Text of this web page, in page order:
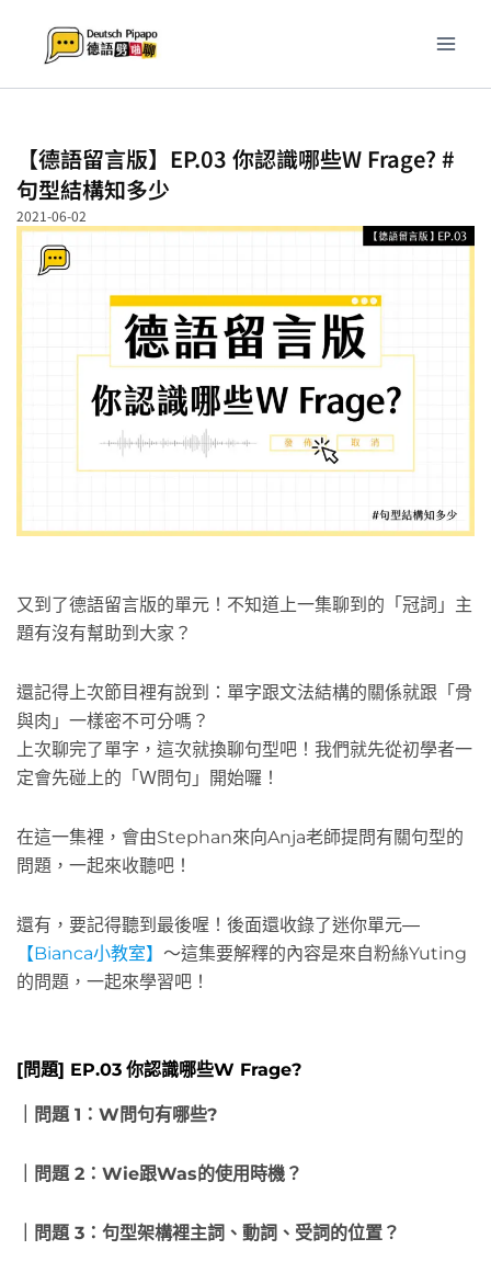
要
【德語留言版】EP.03 你認識哪些W Frage? #
句型結構知多少
2021-06-02
又到了德語留言版的單元！不知道上一集聊到的「冠詞」主
題有沒有幫助到大家？
還記得上次節目裡有說到：單字跟文法結構的關係就跟「骨
與肉」一樣密不可分嗎？
上次聊完了單字，這次就換聊句型吧！我們就先從初學者一
定會先碰上的「Ｗ問句」開始囉！
在這一集裡，會由Stephan來向Anja老師提問有關句型的
問題，一起來收聽吧！
還有，要記得聽到最後喔！後面還收錄了迷你單元—
【Bianca小教室】 ～這集要解釋的內容是來自粉絲Yuting
的問題，一起來學習吧！
[問題] EP.03 你認識哪些W Frage?
｜問題 1： W問句有哪些?
｜問題 2： Wie跟Was的使用時機？
｜問題 3： 句型架構裡主詞、動詞、受詞的位置？